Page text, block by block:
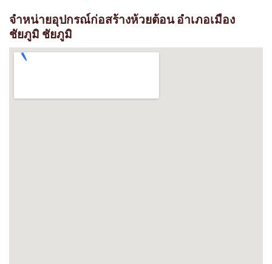
จำหน่ายอุปกรณ์ก่อสร้างห้วยต้อน อำเภอเมือง
ชัยภูมิ ชัยภูมิ